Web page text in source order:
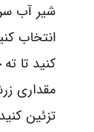
شیر آب
انتخاب
کنید تا
مقداری
تزئین